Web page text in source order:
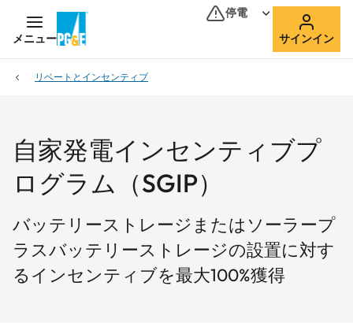
メニュー
停電
サインイン
リベートとインセンティブ
自家発電インセンティブプ
ログラム（SGIP）
バッテリーストレージまたはソーラープ
ラスバッテリーストレージの設置に対す
るインセンティブを最大100%獲得